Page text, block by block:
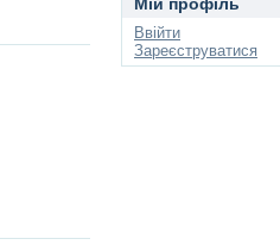
Ввійти
Зареєструватися